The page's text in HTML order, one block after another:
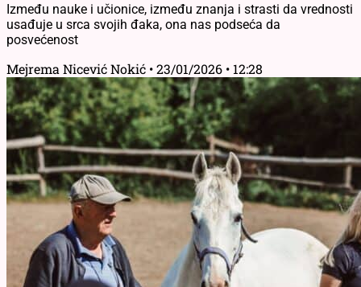
Između nauke i učionice, između znanja i strasti da vrednosti
usađuje u srca svojih đaka, ona nas podseća da
posvećenost
Mejrema Nicević Nokić 23/01/2026 12:28